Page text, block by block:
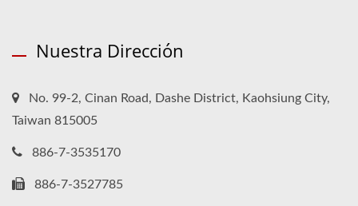
Nuestra Dirección
No. 99-2, Cinan Road, Dashe District, Kaohsiung City,
Taiwan 815005
886-7-3535170
886-7-3527785